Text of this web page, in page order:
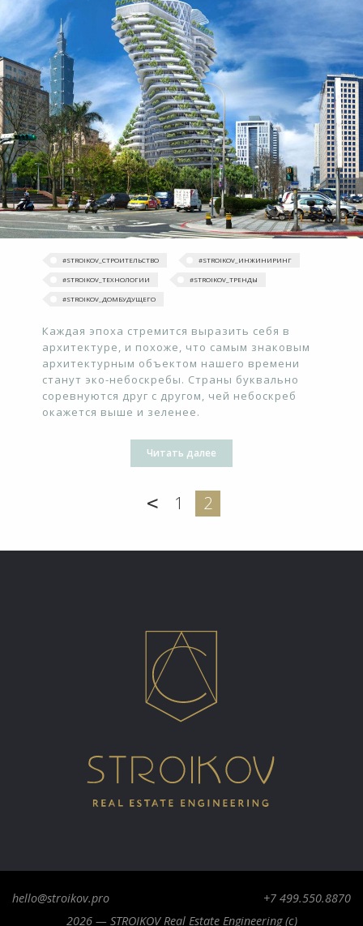
#STROIKOV_СТРОИТЕЛЬСТВО #STROIKOV_ИНЖИНИРИНГ
#STROIKOV_ТЕХНОЛОГИИ #‎STROIKOV_ТРЕНДЫ‬
#STROIKOV_ДОМБУДУЩЕГО
Каждая эпоха стремится выразить себя в
архитектуре, и похоже, что самым знаковым
архитектурным объектом нашего времени
станут эко-небоскребы. Страны буквально
соревнуются друг с другом, чей небоскреб
окажется выше и зеленее.
Читать далее
< 1 2
hello@stroikov.pro
+7 499.550.8870
2026 — STROIKOV Real Estate Engineering (c)